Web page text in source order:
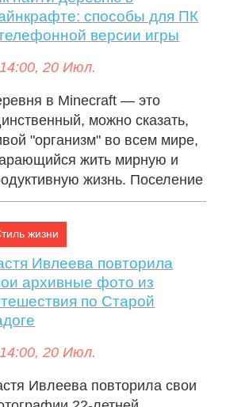
способы для ПК
версии игры
14:00, 20 Июл.
в Minecraft — это
можно сказать,
"организм" во всем мире,
жить мирную и
жизнь. Поселение
жизни
Ивлеева повторила
архивные фото из
по Старой
14:00, 20 Июл.
Ивлеева повторила свои